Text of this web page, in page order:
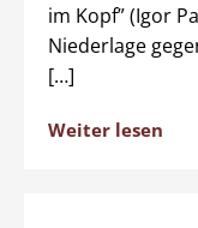
im Kopf” (Igor
Niederlage
[…]
Weiter lesen